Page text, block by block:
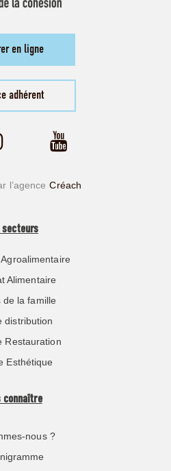
en ligne
adhérent
l’agence Créach
secteurs
Alimentaire
de la famille
distribution
Restauration
Esthétique
connaître
nous ?